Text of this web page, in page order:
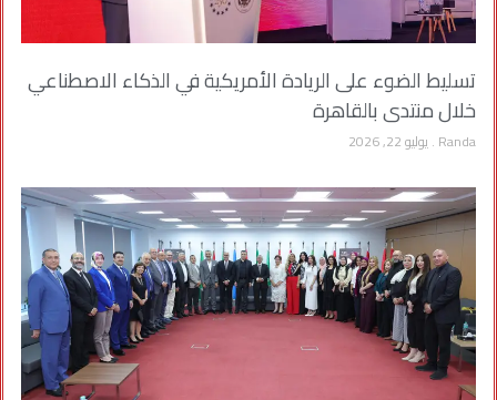
تسليط الضوء على الريادة الأمريكية في الذكاء الاصطناعي
خلال منتدى بالقاهرة
Randa يوليو 22, 2026